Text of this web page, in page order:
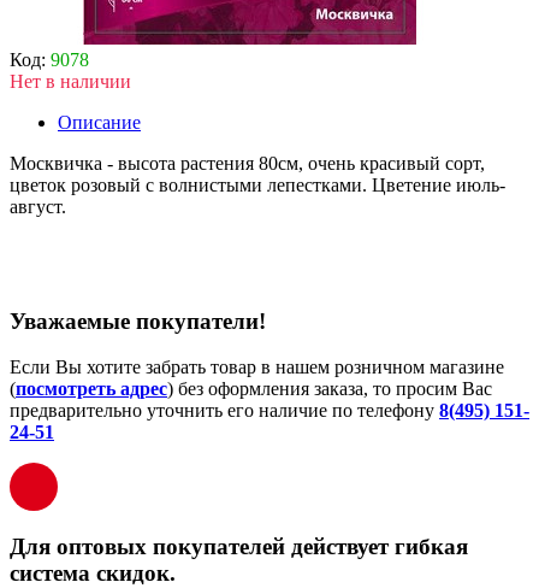
Код: 9078
Нет в наличии
Описание
Москвичка - высота растения 80см, очень красивый сорт,
цветок розовый с волнистыми лепестками. Цветение июль-
август.
Уважаемые покупатели!
Если Вы хотите забрать товар в нашем розничном магазине
(посмотреть адрес) без оформления заказа, то просим Вас
предварительно уточнить его наличие по телефону 8(495) 151-
24-51
Для оптовых покупателей действует гибкая
система скидок.